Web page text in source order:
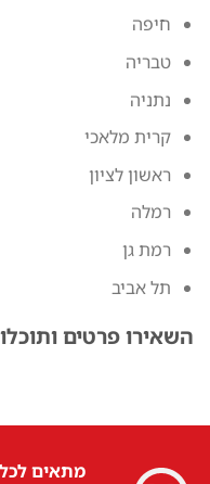
חיפה
טבריה
נתניה
קרית מלאכי
ראשון לציון
רמלה
רמת גן
תל אביב
השאירו פרטים
מתאים לכל